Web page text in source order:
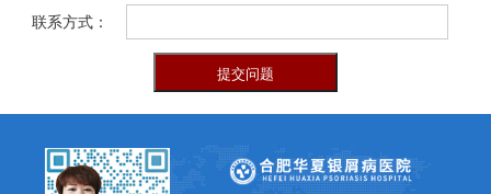
联系方式：